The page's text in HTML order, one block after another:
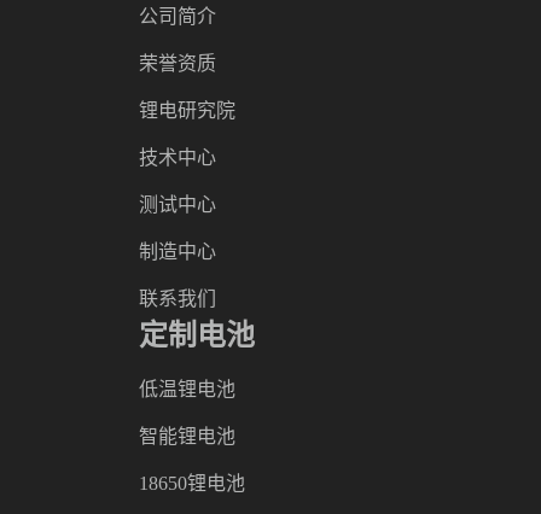
公司简介
荣誉资质
锂电研究院
技术中心
测试中心
制造中心
联系我们
定制电池
低温锂电池
智能锂电池
18650锂电池